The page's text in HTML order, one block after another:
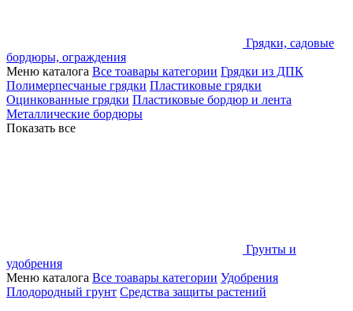
Грядки, садовые
бордюры, ограждения
Меню каталога Все тоавары категории Грядки из ДПК
Полимерпесчаные грядки Пластиковые грядки
Оцинкованные грядки Пластиковые бордюр и лента
Металлические бордюры
Показать все
Грунты и
удобрения
Меню каталога Все тоавары категории Удобрения
Плодородный грунт Средства защиты растений